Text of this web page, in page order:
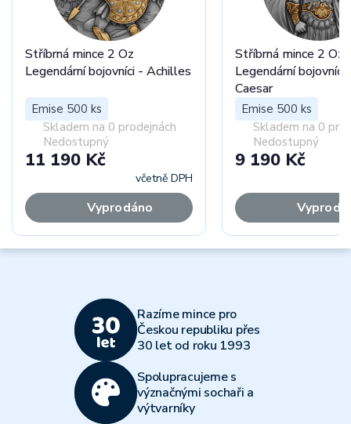
Stříbrná mince 2 Oz
Legendární bojovníci - Achilles
Emise 500 ks
Skladem na 0 prodejnách
Nedostupný
11 190 Kč
včetně DPH
Vyprodáno
Stříbrná mince 2 Oz
Legendární bojovníci
Caesar
Emise 500 ks
Skladem na 0
Nedostupný
9 190 Kč
Razíme mince pro
Českou republiku přes
30 let od roku 1993
Spolupracujeme s
význačnými sochaři a
výtvarníky